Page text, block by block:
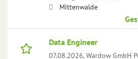
Mittenwalde
Data Engineer
07.08.2026,Wardow GmbH